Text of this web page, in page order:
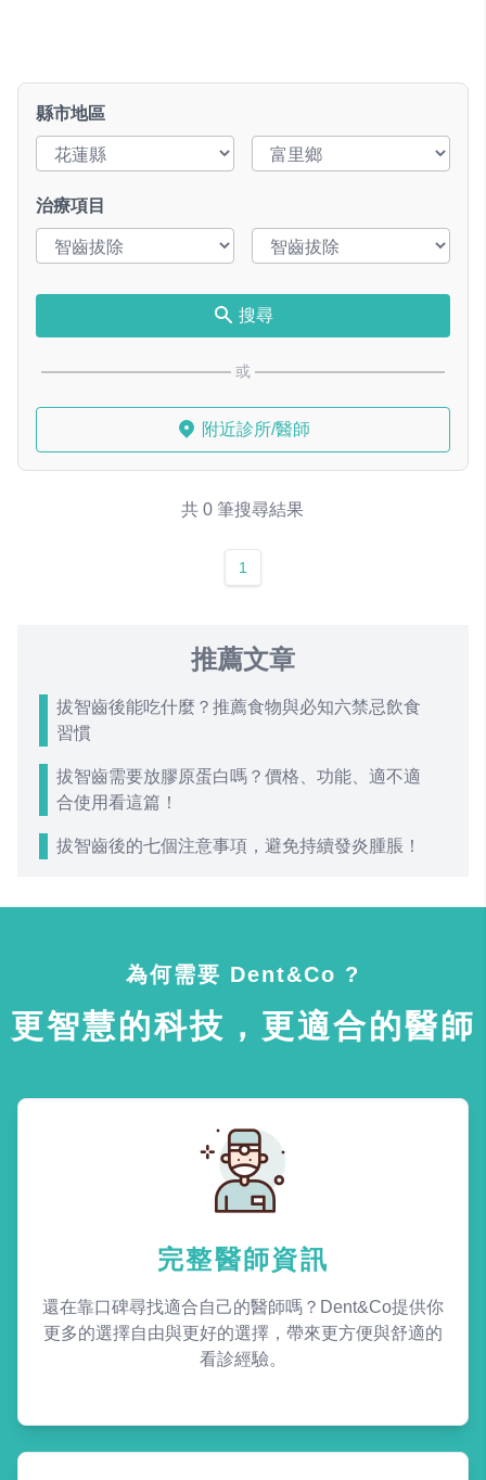
縣市地區
治療項目
搜尋
或
附近診所/醫師
共 0 筆搜尋結果
1
推薦文章
拔智齒後能吃什麼？推薦食物與必知六禁忌飲食
習慣
拔智齒需要放膠原蛋白嗎？價格、功能、適不適
合使用看這篇！
拔智齒後的七個注意事項，避免持續發炎腫脹！
為何需要 Dent&Co ?
更智慧的科技，更適合的醫師
完整醫師資訊
還在靠口碑尋找適合自己的醫師嗎？Dent&Co提供你
更多的選擇自由與更好的選擇，帶來更方便與舒適的
看診經驗。